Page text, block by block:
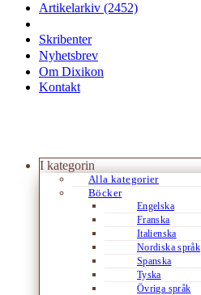
Artikelarkiv (2452)
Skribenter
Nyhetsbrev
Om Dixikon
Kontakt
I kategorin
Alla kategorier
Böcker
Engelska
Franska
Italienska
Nordiska språk
Spanska
Tyska
Övriga språk